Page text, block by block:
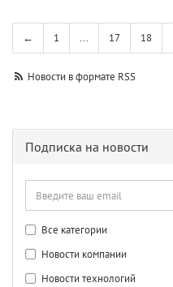
← 1 ... 17 18
Новости в формате RSS
Подписка на новости
Все категории
Новости компании
Новости технологий